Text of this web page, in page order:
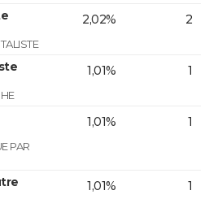
2,02% 2
1,01% 1
PAR
1,01% 1
1,01% 1